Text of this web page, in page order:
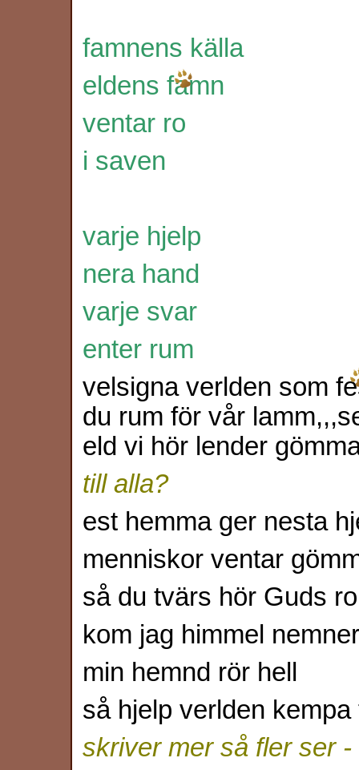
famnens källa
eldens famn
ventar ro
i saven
varje hjelp
nera hand
varje svar
enter rum
velsigna verlden som
du rum för vår
eld vi hör lender
till alla?
est hemma ger nesta
menniskor ventar
så du tvärs hör Guds
kom jag himmel
min hemnd rör hell
så hjelp verlden kempa
skriver mer så fler ser -